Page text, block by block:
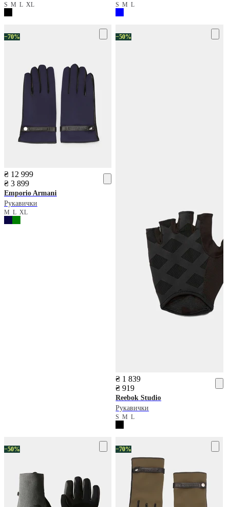
S M L XL SML
−70%
₴ 12 999
₴ 3 899
Emporio Armani
Рукавички
M L XL
−50%
₴ 1 839
₴ 919
Reebok Studio
Рукавички
SML
−50% −70%